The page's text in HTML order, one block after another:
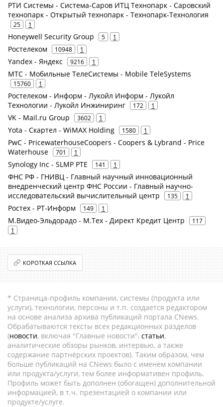
РТИ Системы - Система-Саров ИТЦ Технопарк - Саровский
технопарк - Открытый технопарк - Технопарк-Технология
25 1
Honeywell Security Group 5 1
Ростелеком 10948 1
Yandex - Яндекс 9216 1
МТС - Мобильные ТелеСистемы - Mobile TeleSystems
15760 1
Ростелеком - Информ - Лукойл Информ - Лукойл
Технологии - Лукойл Инжиниринг
172 1
VK - Mail.ru Group 3602 1
Yota - Скартел - WiMAX Holding 1580 1
PwC - PricewaterhouseCoopers - Coopers & Lybrand - Price
Waterhouse
701 1
Synology Inc - SLMP PTE 141 1
ФНС РФ - ГНИВЦ - Главный научный инновационный
внедренческий центр ФНС России - Главный научно-
исследовательский вычислительный центр
135 1
Ростех - РТ-Информ 149 1
М.Видео-Эльдорадо - М.Тех - Директ Кредит Центр
117
1
КОРОТКАЯ ССЫЛКА
* Страница-профиль компании, системы (продукта или
услуги), технологии, персоны и т.п. создается редактором
на основе анализа архива публикаций портала CNews.
Обрабатываются тексты всех редакционных разделов
(новости, включая "Главные новости", статьи,
аналитические обзоры рынков, интервью, а также
содержание партнёрских проектов). Таким образом, чем
больше публикаций на CNews было с именем компании
или продукта/услуги, тем более информативен профиль.
Профиль может быть дополнен (обогащен) дополнительной
информацией, в т.ч. презентацией о компании или
продукте/услуге.